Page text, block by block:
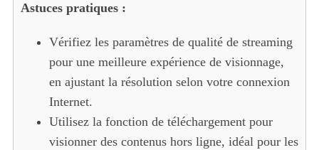
Astuces pratiques :
Vérifiez les paramètres de qualité de streaming
pour une meilleure expérience de visionnage,
en ajustant la résolution selon votre connexion
Internet.
Utilisez la fonction de téléchargement pour
visionner des contenus hors ligne, idéal pour les